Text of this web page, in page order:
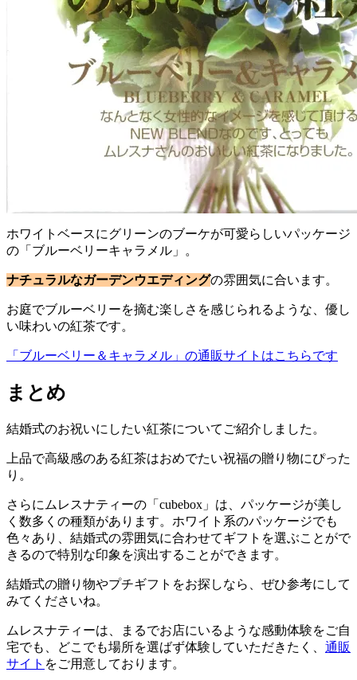
ホワイトベースにグリーンのブーケが可愛らしいパッケージ
の「ブルーベリーキャラメル」。
ナチュラルなガーデンウエディングの雰囲気に合います。
お庭でブルーベリーを摘む楽しさを感じられるような、優し
い味わいの紅茶です。
「ブルーベリー＆キャラメル」の通販サイトはこちらです
まとめ
結婚式のお祝いにしたい紅茶についてご紹介しました。
上品で高級感のある紅茶はおめでたい祝福の贈り物にぴった
り。
さらにムレスナティーの「cubebox」は、パッケージが美し
く数多くの種類があります。ホワイト系のパッケージでも
色々あり、結婚式の雰囲気に合わせてギフトを選ぶことがで
きるので特別な印象を演出することができます。
結婚式の贈り物やプチギフトをお探しなら、ぜひ参考にして
みてくださいね。
ムレスナティーは、まるでお店にいるような感動体験をご自
宅でも、どこでも場所を選ばず体験していただきたく、 通販
サイト をご用意しております。